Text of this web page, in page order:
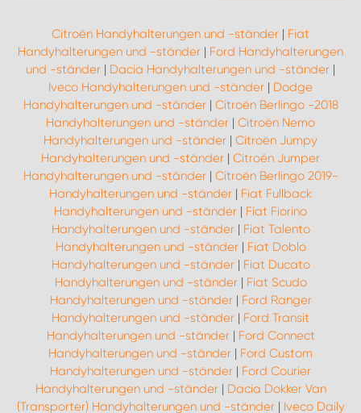
Citroën Handyhalterungen und -ständer | Fiat
Handyhalterungen und -ständer | Ford Handyhalterungen
und -ständer | Dacia Handyhalterungen und -ständer |
Iveco Handyhalterungen und -ständer | Dodge
Handyhalterungen und -ständer| Citroën Berlingo -2018
Handyhalterungen und -ständer | Citroën Nemo
Handyhalterungen und -ständer | Citroën Jumpy
Handyhalterungen und -ständer | Citroën Jumper
Handyhalterungen und -ständer| Citroën Berlingo 2019-
Handyhalterungen und -ständer | Fiat Fullback
Handyhalterungen und -ständer | Fiat Fiorino
Handyhalterungen und -ständer| Fiat Talento
Handyhalterungen und -ständer| Fiat Doblo
Handyhalterungen und -ständer| Fiat Ducato
Handyhalterungen und -ständer| Fiat Scudo
Handyhalterungen und -ständer| Ford Ranger
Handyhalterungen und -ständer | Ford Transit
Handyhalterungen und -ständer| Ford Connect
Handyhalterungen und -ständer | Ford Custom
Handyhalterungen und -ständer | Ford Courier
Handyhalterungen und -ständer| Dacia Dokker Van
(Transporter) Handyhalterungen und -ständer| Iveco Daily